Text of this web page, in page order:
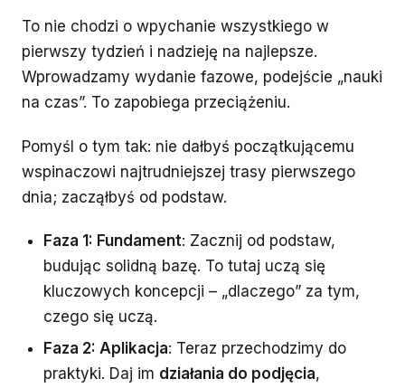
To nie chodzi o wpychanie wszystkiego w
pierwszy tydzień i nadzieję na najlepsze.
Wprowadzamy wydanie fazowe, podejście „nauki
na czas”. To zapobiega przeciążeniu.
Pomyśl o tym tak: nie dałbyś początkującemu
wspinaczowi najtrudniejszej trasy pierwszego
dnia; zacząłbyś od podstaw.
Faza 1: Fundament: Zacznij od podstaw,
budując solidną bazę. To tutaj uczą się
kluczowych koncepcji – „dlaczego” za tym,
czego się uczą.
Faza 2: Aplikacja: Teraz przechodzimy do
praktyki. Daj im działania do podjęcia,